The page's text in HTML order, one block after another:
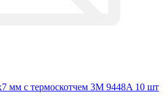
мм с термоскотчем 3M 9448A 10 шт